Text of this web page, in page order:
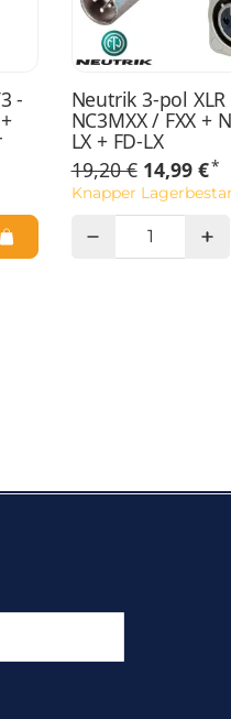
- Neutrik 3-pol XLR
NC3MXX / FXX +
LX + FD-LX
19,20 € 14,99 €*
Knapper